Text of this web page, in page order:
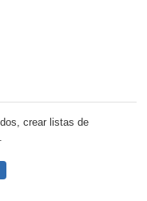
crear listas de